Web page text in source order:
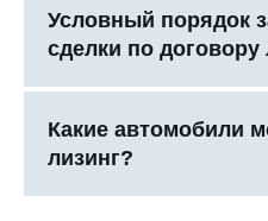
Условный порядок
сделки по договору
Какие автомобили
лизинг?